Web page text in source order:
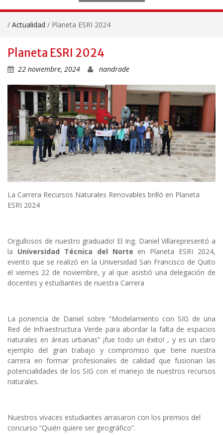
/ Actualidad / Planeta ESRI 2024
Planeta ESRI 2024
22 noviembre, 2024 nandrade
La Carrera Recursos Naturales Renovables brilló en Planeta
ESRI 2024
Orgullosos de nuestro graduado! El Ing. Daniel Villarepresentó a
la Universidad Técnica del Norte en Planeta ESRI 2024,
evento que se realizó en la Universidad San Francisco de Quito
el viernes 22 de noviembre, y al que asistió una delegación de
docentes y estudiantes de nuestra Carrera
La ponencia de Daniel sobre “Modelamiento con SIG de una
Red de Infraestructura Verde para abordar la falta de espacios
naturales en áreas urbanas” ¡fue todo un éxito! , y es un claro
ejemplo del gran trabajo y compromiso que tiene nuestra
carrera en formar profesionales de calidad que fusionan las
potencialidades de los SIG con el manejo de nuestros recursos
naturales.
Nuestros vivaces estudiantes arrasaron con los premios del
concurso “Quién quiere ser geográfico”.